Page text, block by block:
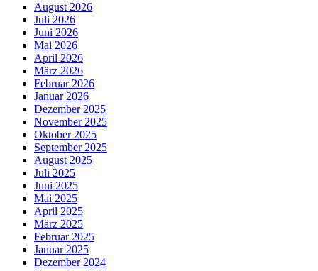
August 2026
Juli 2026
Juni 2026
Mai 2026
April 2026
März 2026
Februar 2026
Januar 2026
Dezember 2025
November 2025
Oktober 2025
September 2025
August 2025
Juli 2025
Juni 2025
Mai 2025
April 2025
März 2025
Februar 2025
Januar 2025
Dezember 2024